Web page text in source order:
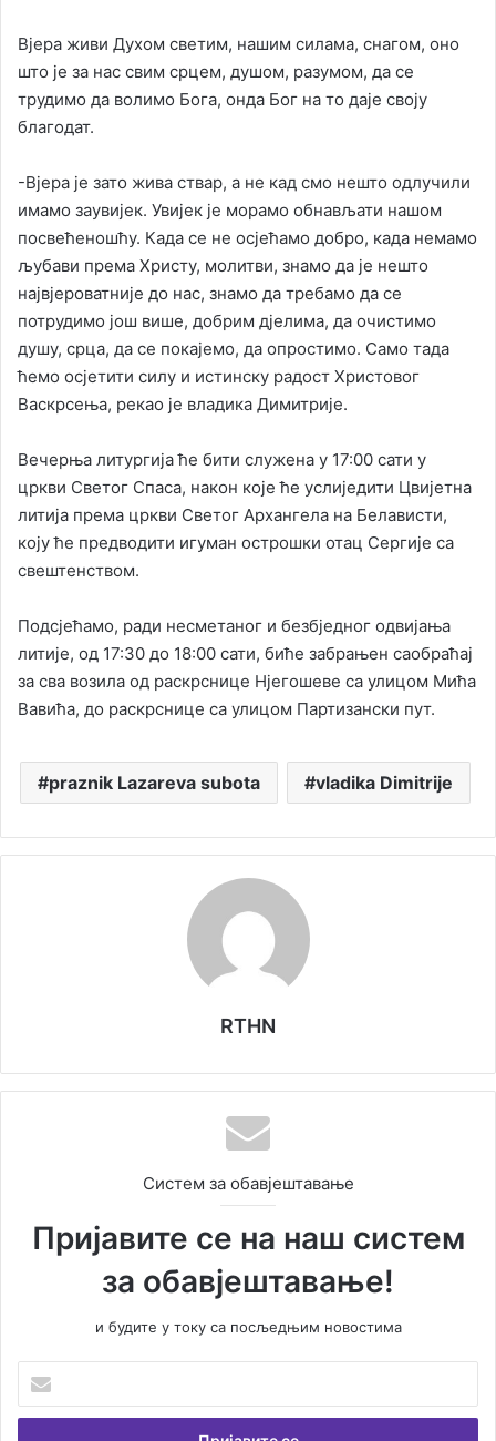
Вјера живи Духом светим, нашим силама, снагом, оно
што је за нас свим срцем, душом, разумом, да се
трудимо да волимо Бога, онда Бог на то даје своју
благодат.
-Вјера је зато жива ствар, а не кад смо нешто одлучили
имамо заувијек. Увијек је морамо обнављати нашом
посвећеношћу. Када се не осјећамо добро, када немамо
љубави према Христу, молитви, знамо да је нешто
највјероватније до нас, знамо да требамо да се
потрудимо још више, добрим дјелима, да очистимо
душу, срца, да се покајемо, да опростимо. Само тада
ћемо осјетити силу и истинску радост Христовог
Васкрсења, рекао је владика Димитрије.
Вечерња литургија ће бити служена у 17:00 сати у
цркви Светог Спаса, након које ће услиједити Цвијетна
литија према цркви Светог Архангела на Белависти,
коју ће предводити игуман острошки отац Сергије са
свештенством.
Подсјећамо, ради несметаног и безбједног одвијања
литије, од 17:30 до 18:00 сати, биће забрањен саобраћај
за сва возила од раскрснице Нјегошеве са улицом Мића
Вавића, до раскрснице са улицом Партизански пут.
praznik Lazareva subota vladika Dimitrije
RTHN
Систем за обавјештавање
Пријавите се на наш систем
за обавјештавање!
и будите у току са посљедњим новостима
Вашу
емаил